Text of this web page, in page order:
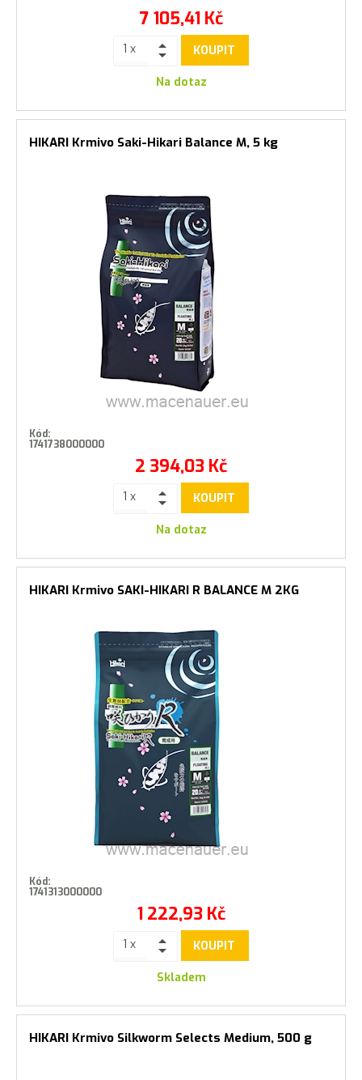
7 105,41 Kč
KOUPIT
Na dotaz
HIKARI Krmivo Saki-Hikari Balance M, 5 kg
Kód:
1741738000000
2 394,03 Kč
KOUPIT
Na dotaz
HIKARI Krmivo SAKI-HIKARI R BALANCE M 2KG
Kód:
1741313000000
1 222,93 Kč
KOUPIT
Skladem
HIKARI Krmivo Silkworm Selects Medium, 500 g